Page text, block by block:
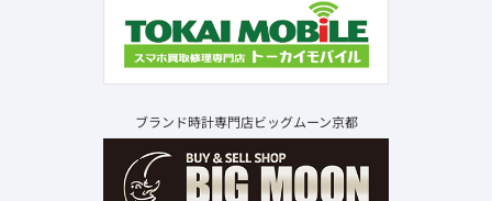
ブランド時計専門店ビッグムーン京都